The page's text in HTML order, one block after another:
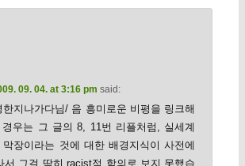
09. 04. at 3:16 pm said:
지나가다님/ 음 흥미로운 비평을 링크해
우는 그 글의 8, 11번 리플처럼, 실세계
장이라는 것에 대한 배경지식이 사전에
서 그걸 딱히 racist적 함의로 보지 못했습